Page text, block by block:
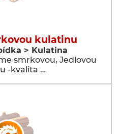
kulatinu
> Kulatina
smrkovou, Jedlovou
-kvalita …